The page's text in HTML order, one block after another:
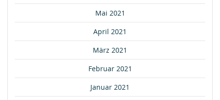
Mai 2021
April 2021
März 2021
Februar 2021
Januar 2021